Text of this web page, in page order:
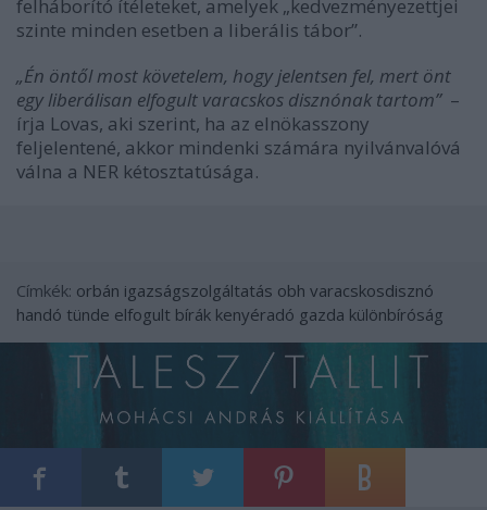
felháborító ítéleteket, amelyek „kedvezményezettjei
szinte minden esetben a liberális tábor”.
„Én öntől most követelem, hogy jelentsen fel, mert önt
egy liberálisan elfogult varacskos disznónak tartom”–
írja Lovas, aki szerint, ha az elnökasszony
feljelentené, akkor mindenki számára nyilvánvalóvá
válna a NER kétosztatúsága.
Címkék: orbán igazságszolgáltatás obh varacskosdisznó
handó tünde elfogult bírák kenyéradó gazda különbíróság